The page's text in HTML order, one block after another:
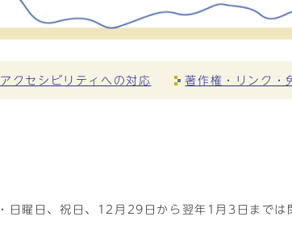
クセシビリティへの対応 著作権・リンク・
日曜日、祝日、12月29日から翌年1月3日までは